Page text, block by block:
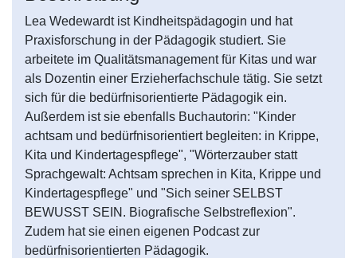
Lea Wedewardt ist Kindheitspädagogin und hat
Praxisforschung in der Pädagogik studiert. Sie
arbeitete im Qualitätsmanagement für Kitas und war
als Dozentin einer Erzieherfachschule tätig. Sie setzt
sich für die bedürfnisorientierte Pädagogik ein.
Außerdem ist sie ebenfalls Buchautorin: "Kinder
achtsam und bedürfnisorientiert begleiten: in Krippe,
Kita und Kindertagespflege", "Wörterzauber statt
Sprachgewalt: Achtsam sprechen in Kita, Krippe und
Kindertagespflege" und "Sich seiner SELBST
BEWUSST SEIN. Biografische Selbstreflexion".
Zudem hat sie einen eigenen Podcast zur
bedürfnisorientierten Pädagogik.